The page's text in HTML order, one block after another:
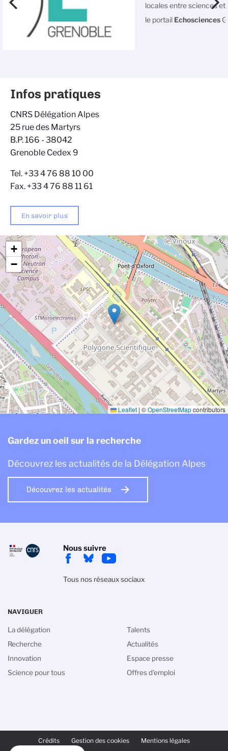
locales entre sciences et
le portail Echosciences
+
−
Leaflet | ©OpenStreetMapcontributors
Infos pratiques
CNRS Délégation Alpes
25 rue des Martyrs
B.P. 166 - 38042
Grenoble Cedex 9
Tel. +33 4 76 88 10 00
Fax. +33 4 76 88 11 61
En savoir plus
Gardez un oeil sur la recherche
Découvrez les actualités de la Délégation Alpes
Découvrez les actualités
Nous suivre
Tous nos réseaux sociaux
PAGE
Crédits Gestion des cookies Mentions légales
NAVIGUER
La délégation
Recherche
Innovation
Science pour tous
Talents
Actualités
Espace presse
Offres d'emploi